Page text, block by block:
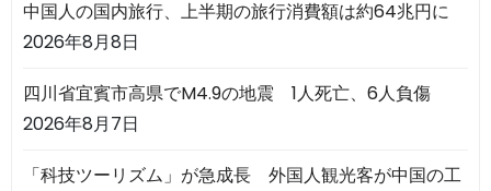
中国人の国内旅行、上半期の旅行消費額は約64兆円に
2026年8月8日
四川省宜賓市高県でM4.9の地震 1人死亡、6人負傷
2026年8月7日
「科技ツーリズム」が急成長 外国人観光客が中国の工